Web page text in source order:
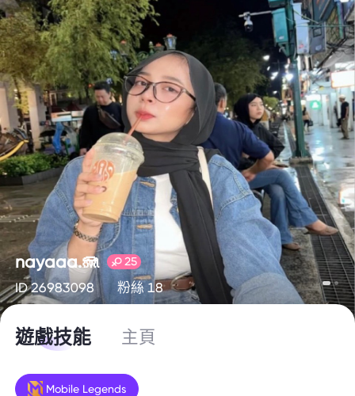
nayaaa.🪼 25
ID 26983098 粉絲 18
遊戲技能 主頁
Mobile Legends